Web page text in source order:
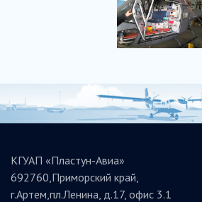
КГУАП «Пластун-Авиа»
692760,Приморский край,
г.Артем,пл.Ленина, д.17, офис 3.1